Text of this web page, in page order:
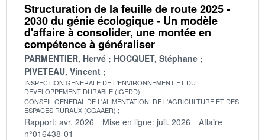
Structuration de la feuille de route 2025 -
2030 du génie écologique - Un modèle
d'affaire à consolider, une montée en
compétence à généraliser
PARMENTIER, Hervé
HOCQUET, Stéphane
PIVETEAU, Vincent
INSPECTION GENERALE DE L'ENVIRONNEMENT ET DU
DEVELOPPEMENT DURABLE (IGEDD)
CONSEIL GENERAL DE L'ALIMENTATION, DE L'AGRICULTURE ET DES
ESPACES RURAUX (CGAAER)
Rapport: avr. 2026 Mise en ligne: juil. 2026
Affaire
n°016438-01